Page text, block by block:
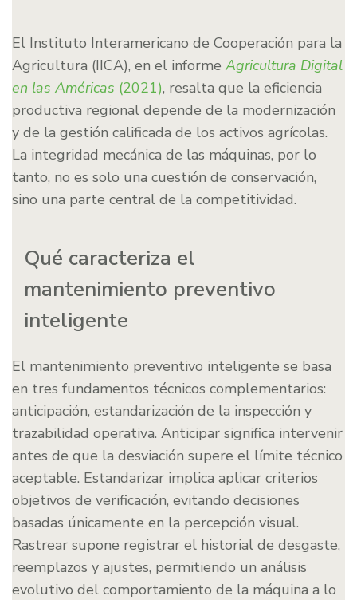
El Instituto Interamericano de Cooperación para la
Agricultura (IICA), en el informe Agricultura Digital
en las Américas (2021), resalta que la eficiencia
productiva regional depende de la modernización
y de la gestión calificada de los activos agrícolas.
La integridad mecánica de las máquinas, por lo
tanto, no es solo una cuestión de conservación,
sino una parte central de la competitividad.
Qué caracteriza el
mantenimiento preventivo
inteligente
El mantenimiento preventivo inteligente se basa
en tres fundamentos técnicos complementarios:
anticipación, estandarización de la inspección y
trazabilidad operativa. Anticipar significa intervenir
antes de que la desviación supere el límite técnico
aceptable. Estandarizar implica aplicar criterios
objetivos de verificación, evitando decisiones
basadas únicamente en la percepción visual.
Rastrear supone registrar el historial de desgaste,
reemplazos y ajustes, permitiendo un análisis
evolutivo del comportamiento de la máquina a lo